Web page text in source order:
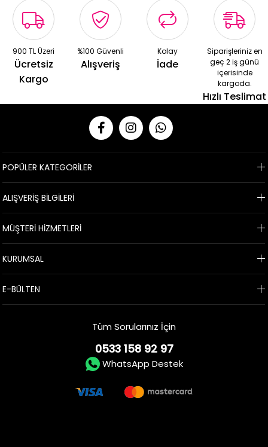
900 TL Üzeri
Ücretsiz
Kargo
%100 Güvenli
Alışveriş
Kolay
İade
Siparişleriniz en
geç 2 iş günü
içerisinde
kargoda.
Hızlı Teslimat
POPÜLER KATEGORİLER
ALIŞVERİŞ BİLGİLERİ
MÜŞTERİ HİZMETLERİ
KURUMSAL
E-BÜLTEN
Tüm Sorularınız İçin
0533 158 92 97
WhatsApp Destek